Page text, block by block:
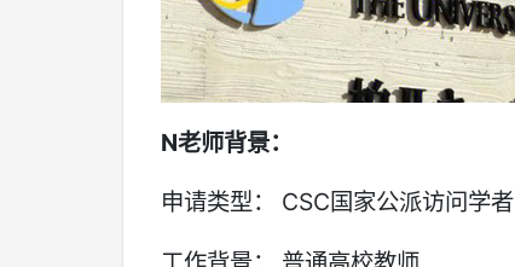
N老师背景：
申请类型： CSC国家公派访问学者